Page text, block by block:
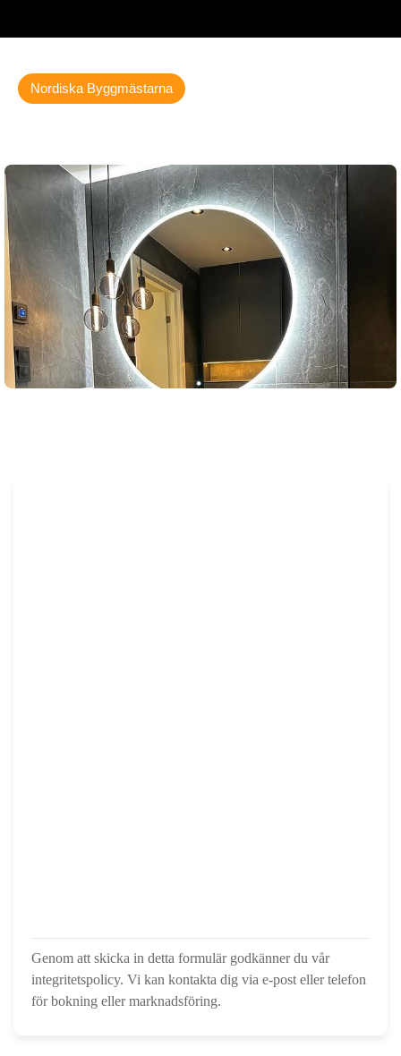
Nordiska Byggmästarna
Genom att skicka in detta formulär godkänner du vår
integritetspolicy. Vi kan kontakta dig via e-post eller telefon
för bokning eller marknadsföring.